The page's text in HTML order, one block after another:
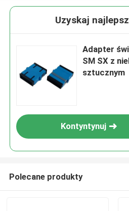
Uzyskaj
Adapter
SM SX z
sztucznym
Kontyntynuj
Polecane produkty